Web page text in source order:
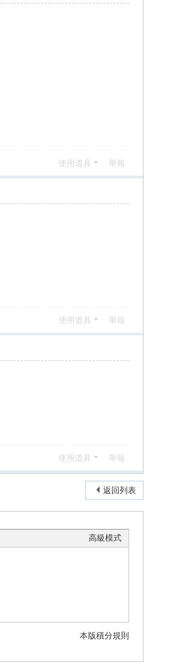
使用道具 舉報
使用道具 舉報
使用道具 舉報
返回列表
高級模式
本版積分規則